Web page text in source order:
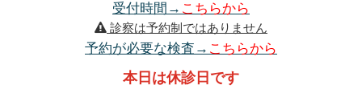
受付時間→ こちらから
診察は予約制ではありません
予約が必要な検査→ こちらから
本日は休診日です